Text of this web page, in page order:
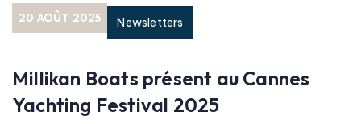
20 AOÛT 2025 Newsletters
Millikan Boats présent au Cannes
Yachting Festival 2025